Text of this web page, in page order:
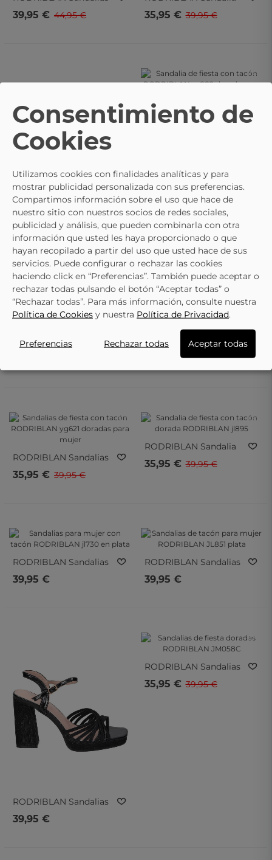
De Fiesta Con Tacón
RODRIBLAN Wxl772 En
39,95 € 44,95 €
De Fiesta Con Tacón
Plateada RODRIBLAN
35,95 € 39,95 €
RODRIBLANSandalia
De Fiesta Con Tacón
Negra RODRIBLAN
Rg882
39,95 € 44,95 €
- 10%
RODRIBLANSandalia
De Fiesta Con Tacón
- 10%
- 10%
RODRIBLANSandalias
RODRIBLAN Rg882
- 10%
RODRIBLANSandalias
De Evento Con Tacón
RODRIBLAN Yg621
35,95 € 39,95 €
- 10%
RODRIBLAN Sandalias
De Fiesta Con Tacón
RODRIBLAN Yg621
35,95 € 39,95 €
- 10%
RODRIBLAN Sandalia
De Fiesta Con Tacón
Dorada RODRIBLAN
35,95 € 39,95 €
RODRIBLAN Sandalias
Para Mujer Con Tacón
RODRIBLAN Jl730 En
39,95 €
RODRIBLAN Sandalias
De Tacón Para Mujer
RODRIBLAN JL851 Plata
39,95 €
RODRIBLAN Sandalias
RODRIBLAN Jl755
Negro Para Mujer
39,95 €
- 10%
RODRIBLAN Sandalias
De Fiesta Doradas
RODRIBLAN JM058C
35,95 € 39,95 €
Consentimiento de
Cookies
Utilizamos cookies con finalidades analíticas y para
mostrar publicidad personalizada con sus preferencias.
Compartimos información sobre el uso que hace de
nuestro sitio con nuestros socios de redes sociales,
publicidad y análisis, que pueden combinarla con otra
información que usted les haya proporcionado o que
hayan recopilado a partir del uso que usted hace de sus
servicios. Puede configurar o rechazar las cookies
haciendo click en “Preferencias”. También puede aceptar o
rechazar todas pulsando el botón “Aceptar todas” o
“Rechazar todas”. Para más información, consulte nuestra
Política de Cookies y nuestra Política de Privacidad.
Preferencias Rechazar todas Aceptar todas